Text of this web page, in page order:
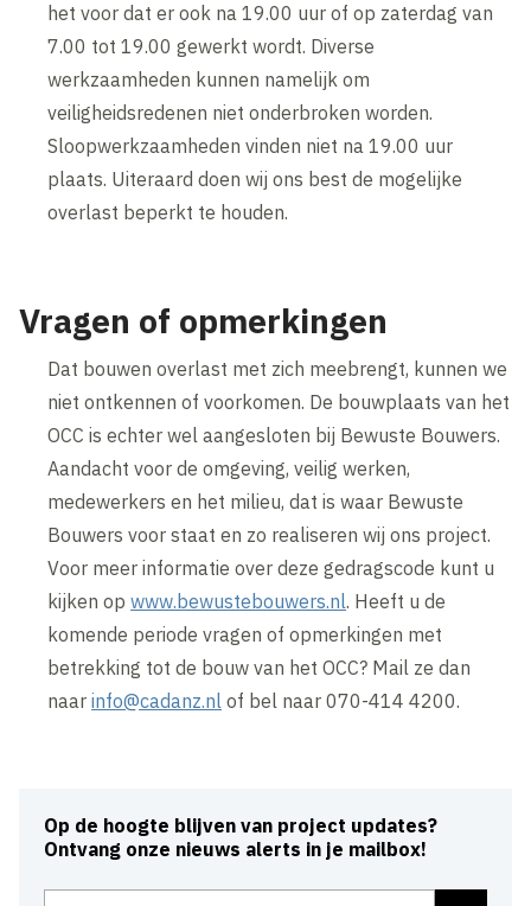
het voor dat er ook na 19.00 uur of op zaterdag van
7.00 tot 19.00 gewerkt wordt. Diverse
werkzaamheden kunnen namelijk om
veiligheidsredenen niet onderbroken worden.
Sloopwerkzaamheden vinden niet na 19.00 uur
plaats. Uiteraard doen wij ons best de mogelijke
overlast beperkt te houden.
Vragen of opmerkingen
Dat bouwen overlast met zich meebrengt, kunnen we
niet ontkennen of voorkomen. De bouwplaats van het
OCC is echter wel aangesloten bij Bewuste Bouwers.
Aandacht voor de omgeving, veilig werken,
medewerkers en het milieu, dat is waar Bewuste
Bouwers voor staat en zo realiseren wij ons project.
Voor meer informatie over deze gedragscode kunt u
kijken opwww.bewustebouwers.nl. Heeft u de
komende periode vragen of opmerkingen met
betrekking tot de bouw van het OCC? Mail ze dan
naarinfo@cadanz.nl of bel naar 070-414 4200.
Op de hoogte blijven van project updates?
Ontvang onze nieuws alerts in je mailbox!